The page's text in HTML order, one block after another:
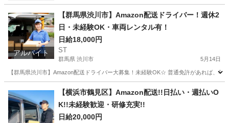
アルバイト
【群馬県渋川市】Amazon配送ドライバー！週休2
日・未経験OK・車両レンタル有！
日給18,000円
ST
群馬県 渋川市 5月14日
【群馬県渋川市】Amazon配送ドライバー大募集！未経験OK☆ 普通免許があれば、
ドライバー Amazon
【横浜市鶴見区】Amazon配送!!日払い・週払いO
K!!未経験歓迎・研修充実!!
日給20,000円